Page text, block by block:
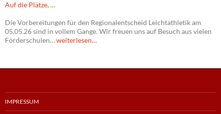
Auf die Plätze, …
Die Vorbereitungen für den Regionalentscheid Leichtathletik am
05.05.26 sind in vollem Gange. Wir freuen uns auf Besuch aus vielen
Förderschulen…weiterlesen…
IMPRESSUM